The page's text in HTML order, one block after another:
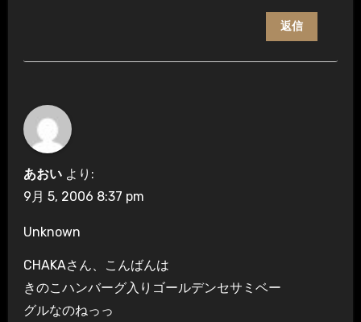
返信
あおい より:
9月 5, 2006 8:37 pm
Unknown
CHAKAさん、こんばんは
きのこハンバーグ入りゴールデンセサミベー
グルなのねっっ